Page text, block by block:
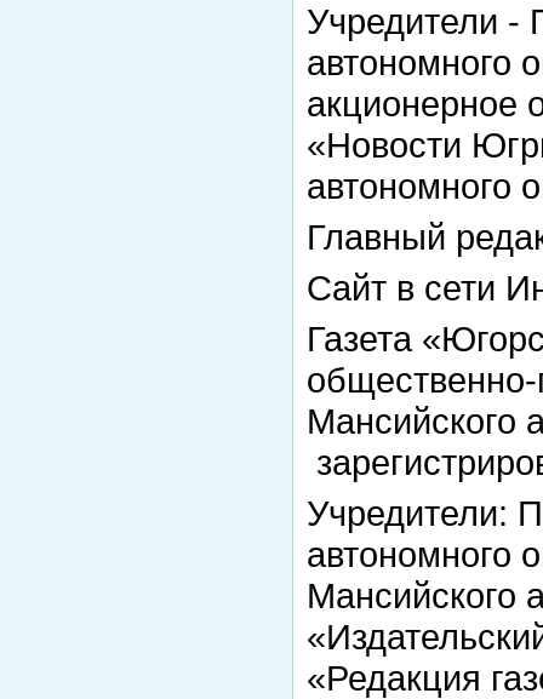
Учредители -
автономного
акционерное
«Новости
автономного
Главный
Сайт в сети
Газета
Мансийского
Учредители:
автономного
Мансийского
«Редакция